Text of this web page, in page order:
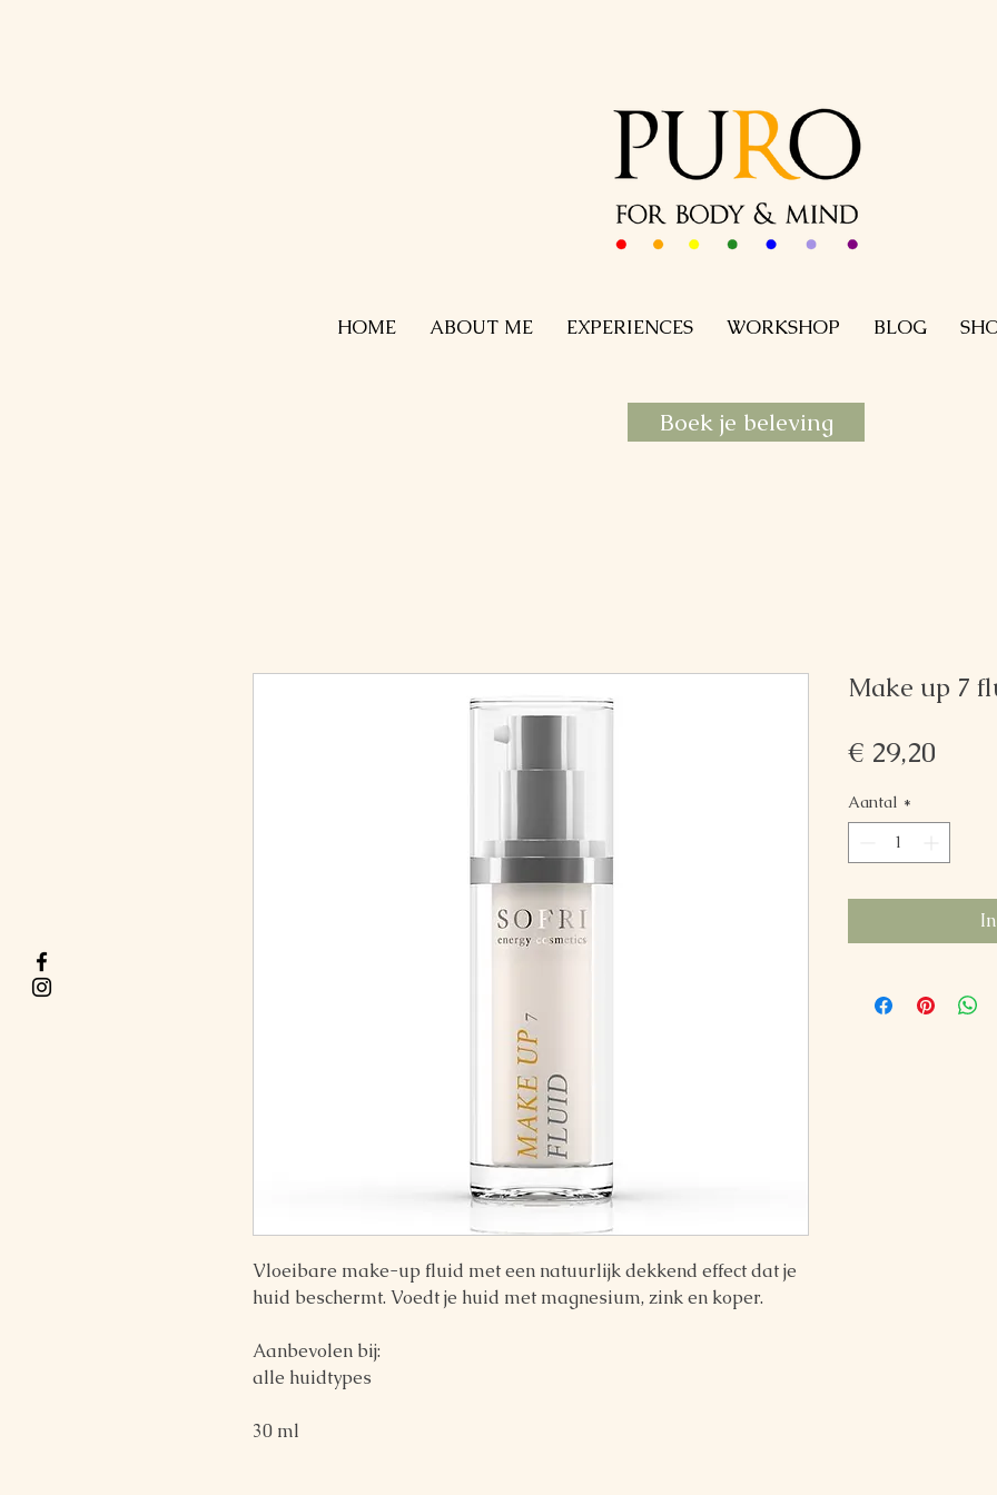
HOME ABOUT ME EXPERIENCES WORKSHOP BLOG
Boek je beleving
Vloeibare make-up fluid met een natuurlijk dekkend effect dat je
huid beschermt. Voedt je huid met magnesium, zink en koper.
Aanbevolen bij:
alle huidtypes
30 ml
Make up 7
€ 29,20
Aantal *